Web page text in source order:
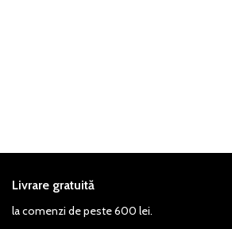
Livrare gratuită
la comenzi de peste 600 lei.